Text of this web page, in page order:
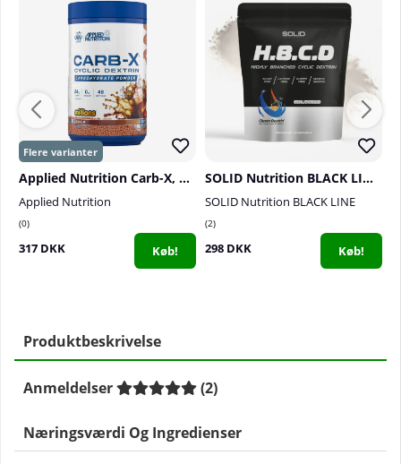
Applied Nutrition Carb-X, 1200 g
Applied Nutrition
0
317 DKK Køb!
SOLID Nutrition BLACK LINE H.B.C.D, 900 g
SOLID Nutrition BLACK LINE
2
298 DKK Køb!
Produktbeskrivelse
Anmeldelser (2)
Næringsværdi Og Ingredienser